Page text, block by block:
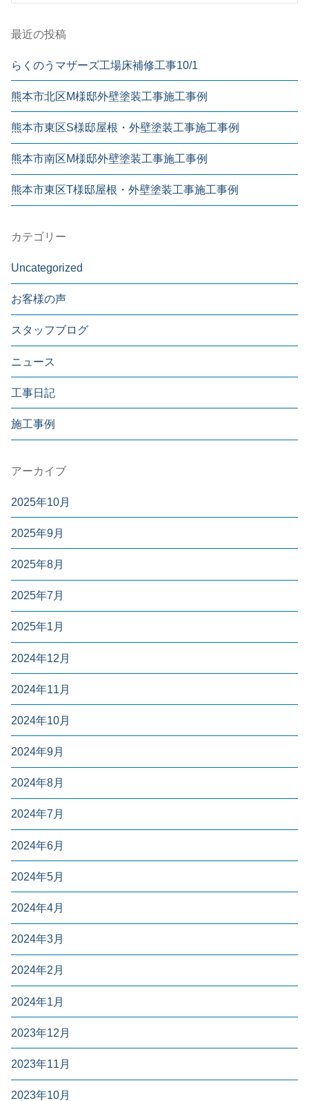
最近の投稿
らくのうマザーズ工場床補修工事10/1
熊本市北区M様邸外壁塗装工事施工事例
熊本市東区S様邸屋根・外壁塗装工事施工事例
熊本市南区M様邸外壁塗装工事施工事例
熊本市東区T様邸屋根・外壁塗装工事施工事例
カテゴリー
Uncategorized
お客様の声
スタッフブログ
ニュース
工事日記
施工事例
アーカイブ
2025年10月
2025年9月
2025年8月
2025年7月
2025年1月
2024年12月
2024年11月
2024年10月
2024年9月
2024年8月
2024年7月
2024年6月
2024年5月
2024年4月
2024年3月
2024年2月
2024年1月
2023年12月
2023年11月
2023年10月